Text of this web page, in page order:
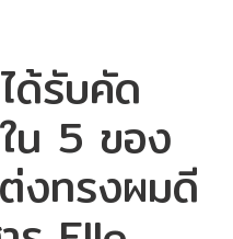
ด้รับคัด
น 5 ของ
งทรงผมดี